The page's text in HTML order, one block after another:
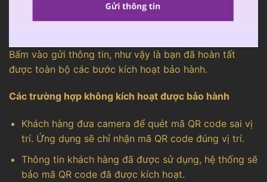
Bấm vào gửi thông tin, như vậy là bạn đã hoàn tất
được toàn bộ các bước kích hoạt bảo hành.
Các trường hợp không kích hoạt được bảo hành
Khách hàng đưa camera để quét mã QR code sai vị
trí. Ứng dụng sẽ chỉ nhận mã QR code đúng vị trí.
Thông tin khách hàng đã được sử dụng, hệ thống sẽ
bảo mã QR code đã được kích hoạt.